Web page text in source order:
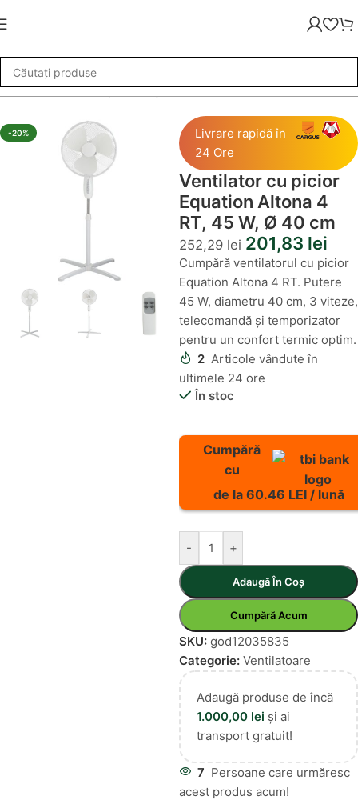
»Ventilator cu picior Equation Altona 4 RT, 45 W, Ø 40 cm
-20%
Livrare rapidă în
24 Ore
Ventilator cu picior
Equation Altona 4
RT, 45 W, Ø 40 cm
252,29lei 201,83 lei
Cumpără ventilatorul cu picior
Equation Altona 4 RT. Putere
45 W, diametru 40 cm, 3 viteze,
telecomandă și temporizator
pentru un confort termic optim.
2 Articole vândute în
ultimele 24 ore
În stoc
Cumpără
cu
de la 60.46 LEI / lună
- +
Adaugă În Coș
Cumpără Acum
SKU: god12035835
Categorie: Ventilatoare
Adaugă produse de încă
1.000,00 lei și ai
transport gratuit!
7 Persoane care urmăresc
acest produs acum!